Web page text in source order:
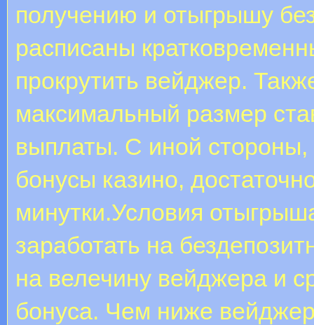
получению и отыгрышу
расписаны
прокрутить вейджер.
максимальный размер
выплаты. С иной стороны,
бонусы казино,
минутки.Условия
заработать на
на велечину вейджера и
бонуса. Чем ниже